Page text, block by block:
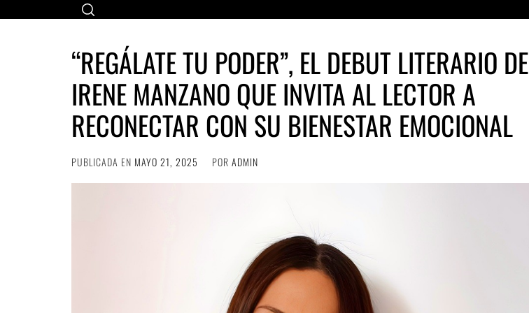
“REGÁLATE TU PODER”, EL DEBUT LITERARIO DE
IRENE MANZANO QUE INVITA AL LECTOR A
RECONECTAR CON SU BIENESTAR EMOCIONAL
PUBLICADA EN MAYO 21, 2025 POR ADMIN